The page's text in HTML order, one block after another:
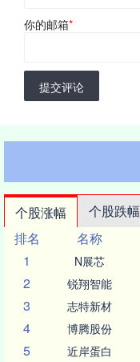
你的邮箱*
提交评论
个股涨幅 个股跌幅
排名
名称
1
N展芯
2 锐翔智能
3 志特新材
4 博腾股份
5 近岸蛋白